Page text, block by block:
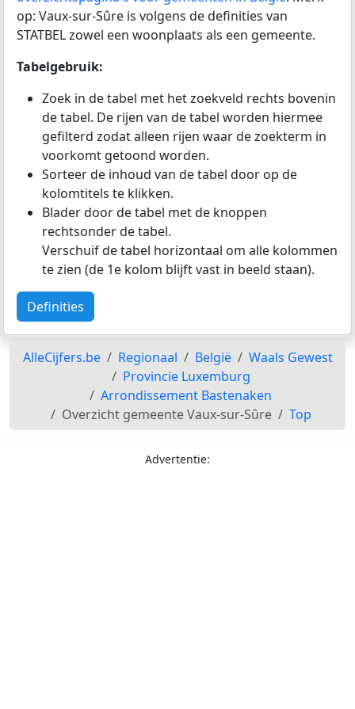
op: Vaux-sur-Sûre is volgens de definities van
STATBEL zowel een woonplaats als een gemeente.
Tabelgebruik:
Zoek in de tabel met het zoekveld rechts bovenin
de tabel. De rijen van de tabel worden hiermee
gefilterd zodat alleen rijen waar de zoekterm in
voorkomt getoond worden.
Sorteer de inhoud van de tabel door op de
kolomtitels te klikken.
Blader door de tabel met de knoppen
rechtsonder de tabel.
Verschuif de tabel horizontaal om alle kolommen
te zien (de 1e kolom blijft vast in beeld staan).
Definities
AlleCijfers.be Regionaal België
Waals Gewest
Provincie Luxemburg
Arrondissement Bastenaken
Overzicht gemeente Vaux-sur-Sûre
Top
Advertentie: